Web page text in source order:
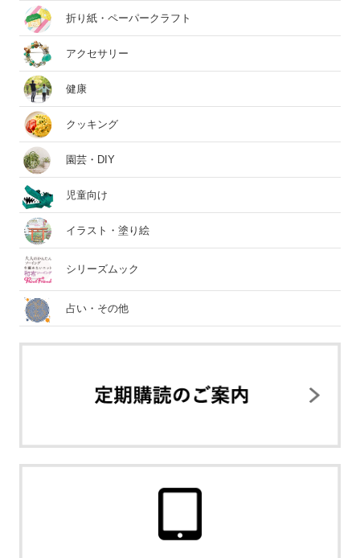
折り紙・ペーパークラフト
アクセサリー
健康
クッキング
園芸・DIY
児童向け
イラスト・塗り絵
シリーズムック
占い・その他